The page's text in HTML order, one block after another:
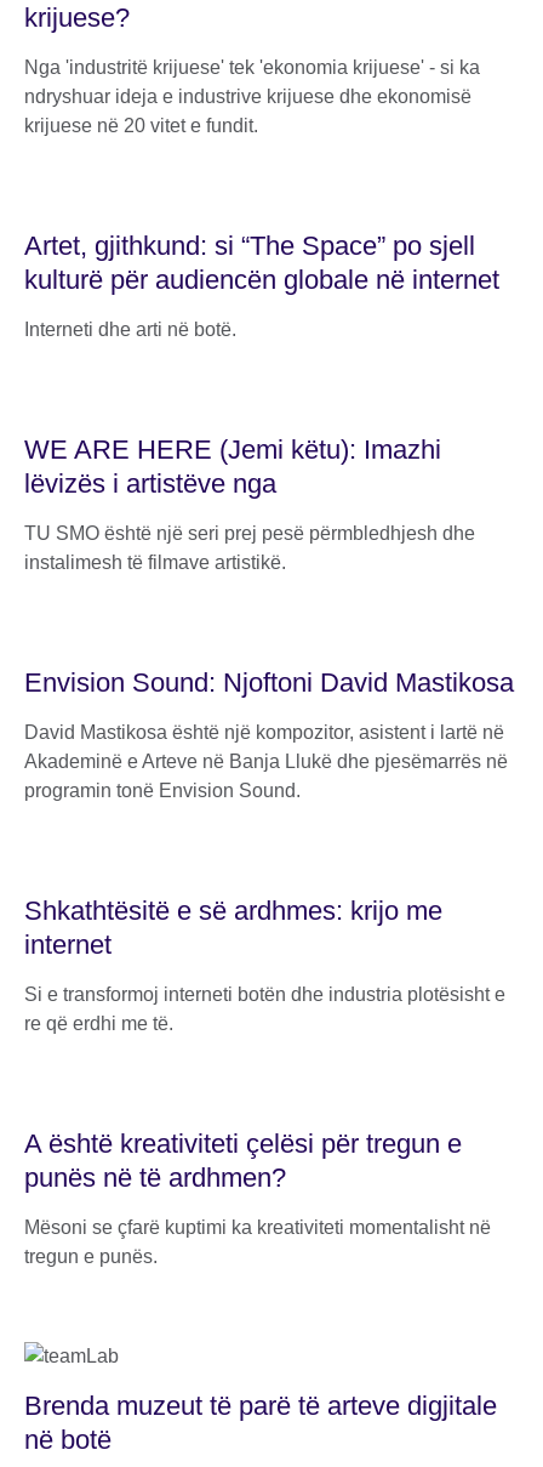
krijuese?
Nga 'industritë krijuese' tek 'ekonomia krijuese' - si ka
ndryshuar ideja e industrive krijuese dhe ekonomisë
krijuese në 20 vitet e fundit.
Artet, gjithkund: si “The Space” po sjell
kulturë për audiencën globale në internet
Interneti dhe arti në botë.
WE ARE HERE (Jemi këtu): Imazhi
lëvizës i artistëve nga
TU SMO është një seri prej pesë përmbledhjesh dhe
instalimesh të filmave artistikë.
Envision Sound: Njoftoni David Mastikosa
David Mastikosa është një kompozitor, asistent i lartë në
Akademinë e Arteve në Banja Llukë dhe pjesëmarrës në
programin tonë Envision Sound.
Shkathtësitë e së ardhmes: krijo me
internet
Si e transformoj interneti botën dhe industria plotësisht e
re që erdhi me të.
A është kreativiteti çelësi për tregun e
punës në të ardhmen?
Mësoni se çfarë kuptimi ka kreativiteti momentalisht në
tregun e punës.
Brenda muzeut të parë të arteve digjitale
në botë